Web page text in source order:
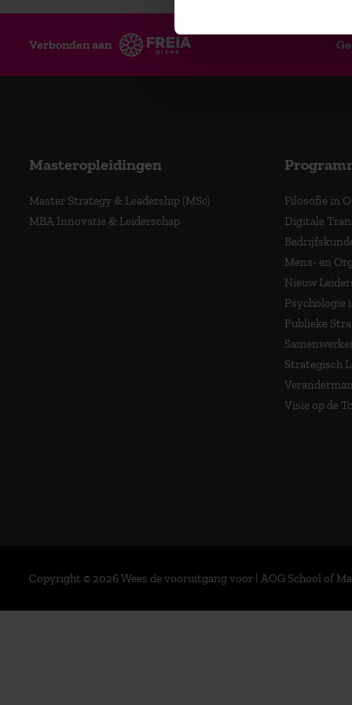
Verbonden aan
Masteropleidingen
Master Strategy & Leadership (MSc)
MBA Innovatie & Leiderschap
Filosofie in
Digitale
Mens- en
Nieuw
Psychologie
Publieke
Strategisch
Visie op de
Copyright © 2026 Wees de vooruitgang voor | AOG School of